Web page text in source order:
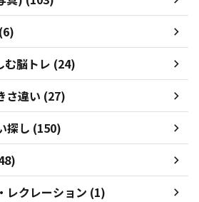
む脳トレ (24)
さ違い (27)
探し (150)
レクレーション (1)